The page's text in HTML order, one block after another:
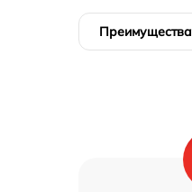
Преимущества